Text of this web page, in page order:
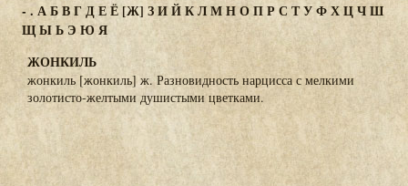
- . АБВГДЕЁ [Ж] ЗИЙКЛМНОПРС ТУФХЦЧШ
ЩЫЬЭ ЮЯ
ЖОНКИЛЬ
жонкиль [жонкиль] ж. Разновидность нарцисса с мелкими
золотисто-желтыми душистыми цветками.